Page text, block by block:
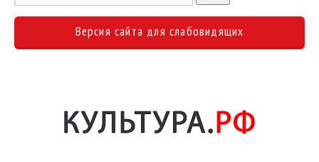
Версия сайта для слабовидящих